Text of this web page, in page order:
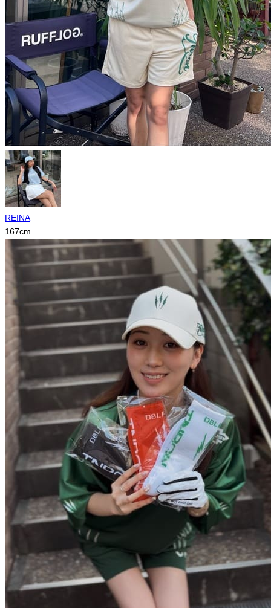
REINA
167cm